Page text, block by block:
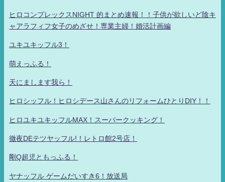
ヒロコンプレックスNIGHT 的まとめ速報！！子供が欲しいど陰キ
ャアラフィフ女子のめざせ！専業主婦！婚活計画編
ユキユキッフル3！
萌えっふる！
天にまします我ら！
ヒロシッフル！ヒロシデース山さんのリフォームひとりDIY！！
ヒロユキユキッフルMAX！スーパークッキング！
徹夜DEテツヤッフル!！レトロ館2号店！
剛Q超児ともっふる！
ヤナッフル ゲームだいすき6！放送局